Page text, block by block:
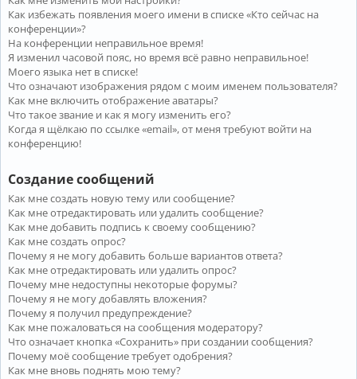
Как избежать появления моего имени в списке «Кто сейчас на
конференции»?
На конференции неправильное время!
Я изменил часовой пояс, но время всё равно неправильное!
Моего языка нет в списке!
Что означают изображения рядом с моим именем пользователя?
Как мне включить отображение аватары?
Что такое звание и как я могу изменить его?
Когда я щёлкаю по ссылке «email», от меня требуют войти на
конференцию!
Создание сообщений
Как мне создать новую тему или сообщение?
Как мне отредактировать или удалить сообщение?
Как мне добавить подпись к своему сообщению?
Как мне создать опрос?
Почему я не могу добавить больше вариантов ответа?
Как мне отредактировать или удалить опрос?
Почему мне недоступны некоторые форумы?
Почему я не могу добавлять вложения?
Почему я получил предупреждение?
Как мне пожаловаться на сообщения модератору?
Что означает кнопка «Сохранить» при создании сообщения?
Почему моё сообщение требует одобрения?
Как мне вновь поднять мою тему?